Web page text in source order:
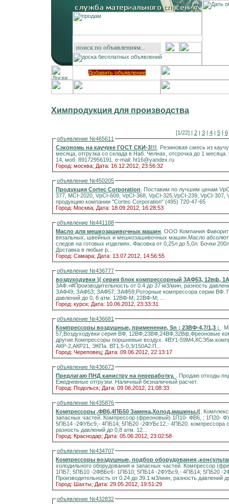
Добавить объявление
Химпродукция для производства
[1/22] | 2| 3| 4| 5| 6
объявление №465611
Сэкономь на каучуке ГОСТ СКИ-3!!! . Резиновая смесь из
месяца, отгрузка со склада в Наб. Челнах, отсрочка до 1
14, моб. 89172956191. e-mail: ht16@yandex.ru
Город: москва; Дата: 16.12.2012, 23:56:32
объявление №450205
Продукция Cortec Corporation . Поставим по лучшим ценам VpCI-126, VpCI-649, VpCI-337, VpCI-369,VpCI-391, VpCI-
377, MCI-2020, VpCI-609, VpCI-368, VpCI-325,VpCI-239, VpCI-
продукцию компании "Cortec Corporation" (495) 720-47-65
Город: Москва; Дата: 18.09.2012, 16:28:53
объявление №441188
Масло для мешкозашивочных машин
вязальных, швейных и мешкозашивочных машин.Масло абсолютно бесцветное, без запаха и не оставляет
следов на готовых изделиях. Фасовка от 0,25л до 5,0л. Бочки
Доставка в любые р...
Город: Самара; Дата: 13.07.2012, 14:56:55
объявление №436777
воздуходувки )( серия
3АФ.=#Производительность от 0.4 до 37 м3/мин, разность давлений до 0, 8 атм. 12ВФ; 22ВФ; 23ВФ; 24ВФ; 32ВФ; 34ВФ;
ЗАФ49; ЗАФ53; ЗАФ57; ЗАФ59;Роторные компрессора серии ВФ.
давлений до 0, 8 атм. 12ВФ-М; 22ВФ-М; ...
Город: курск; Дата: 10.06.2012, 23:33:31
объявление №436681
Компрессоры воздушные, применение, Sn ; 23ВФ-4,7/1,3 ;
.
57,Воздуходувки серия ВФ, 12ВФ,23ВФ,24ВФ,32Вф,Фреоновые
другие.Компрессоры поршневые воздух. 4ВУ1-
АКР-2,АКР21, ЭКПа. ВТ1,5-0,3/150А2.П...
Город: Череповец; Дата: 09.06.2012, 22:13:17
объявление №436673
Предлагаю ПНД канистру на переработку.
Ежедневные отгрузки. Наличный безналичный расчет.
Город: Подольск; Дата: 09.06.2012, 21:08:33
объявление №435876
Компрессоры ,ФВ6,4ПБ50 Замена,Холод.машины./( .
запасных частей. Компрессор (фреоновый) 1П10- ФВ6, ; 1П20-
5ПБ14 -2ФУБс9,- 4ПБ14; 5ПБ20 -2ФУБс12,- 4ПБ20. компрессора
разность давлений до 0,8 атм. 12...
Город: Краснодар; Дата: 05.06.2012, 23:02:58
объявление №434707
холодильного оборудования и запасных частей. Компрессор
1ПБ7; 5ПБ10 -2ФВБс6- 1ПБ10; 5ПБ14 -2ФУБс9,- 4ПБ14; 5ПБ20 -
Производительность от 0.24 до 39.1 м3/мин, разность давлений
Город: Шахты; Дата: 29.05.2012, 19:51:29
объявление №432832